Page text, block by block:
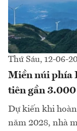
Thứ Sáu, 12-06-
Miền núi phía
tiên gần
Dự kiến khi
năm 2028, nhà